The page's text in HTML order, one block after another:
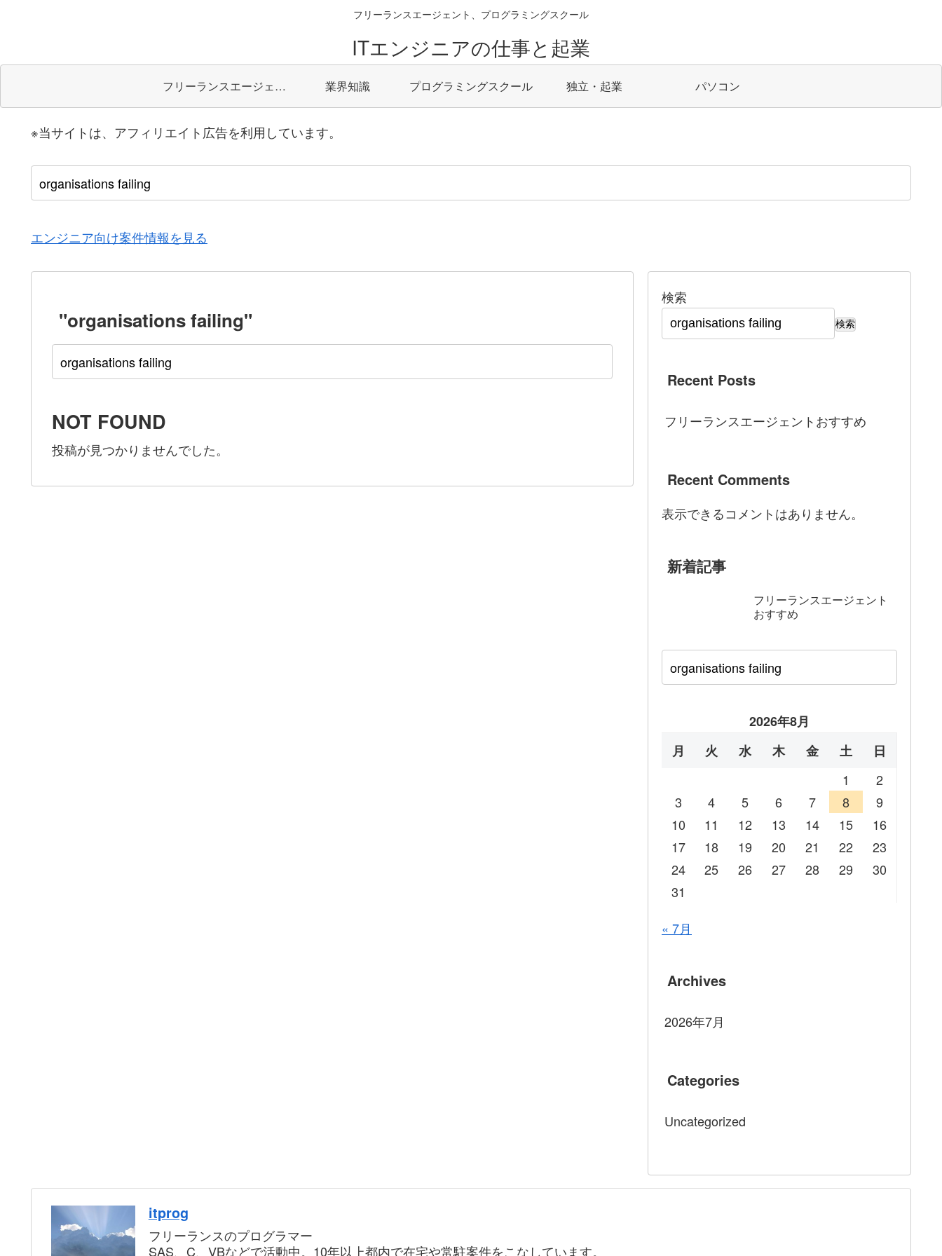
フリーランスエージェント、プログラミングスクール
ITエンジニアの仕事と起業
フリーランスエージェント 業界知識 プログラミングスクール 独立・起業 パソコン
※当サイトは、アフィリエイト広告を利用しています。
エンジニア向け案件情報を見る
"organisations failing"
NOT FOUND
投稿が見つかりませんでした。
検索
検索
Recent Posts
フリーランスエージェントおすすめ
Recent Comments
表示できるコメントはありません。
新着記事
フリーランスエージェント
おすすめ
2026年8月
月
火 水 木 金 土
日
1
2
3
4 5 6 7 8
9
10
11 12 13 14 15
16
17
18 19 20 21 22
23
24
25 26 27 28 29
30
31
« 7月
Archives
2026年7月
Categories
Uncategorized
itprog
フリーランスのプログラマー
SAS、C、VBなどで活動中。10年以上都内で在宅や常駐案件をこなしています。